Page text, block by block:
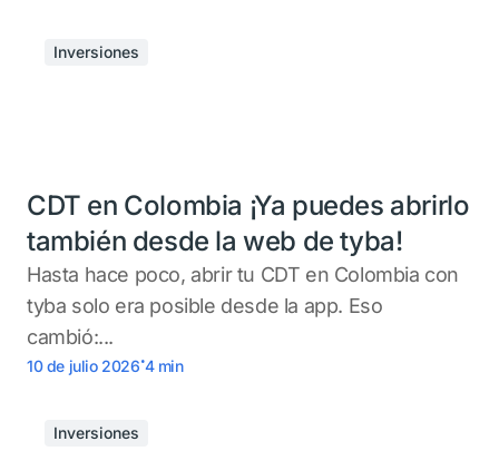
Inversiones
CDT en Colombia ¡Ya puedes abrirlo
también desde la web de tyba!
Hasta hace poco, abrir tu CDT en Colombia con
tyba solo era posible desde la app. Eso
cambió:...
10 de julio 2026.4 min
Inversiones